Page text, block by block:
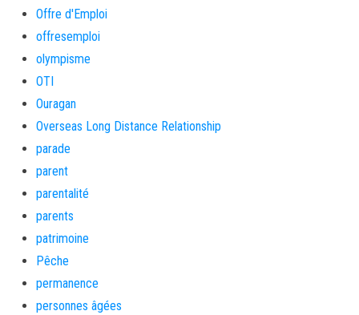
Offre d'Emploi
offresemploi
olympisme
OTI
Ouragan
Overseas Long Distance Relationship
parade
parent
parentalité
parents
patrimoine
Pêche
permanence
personnes âgées